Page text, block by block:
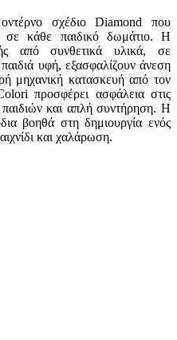
σχέδιο Diamond που
σε κάθε παιδικό δωμάτιο. Η
από συνθετικά υλικά, σε
υφή, εξασφαλίζουν άνεση
μηχανική κατασκευή από τον
προσφέρει ασφάλεια στις
παιδιών και απλή συντήρηση. Η
βοηθά στη δημιουργία ενός
και χαλάρωση.